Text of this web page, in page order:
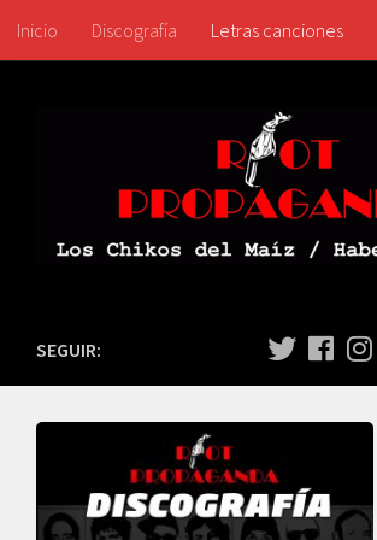
Inicio Discografía Letras canciones
SEGUIR: